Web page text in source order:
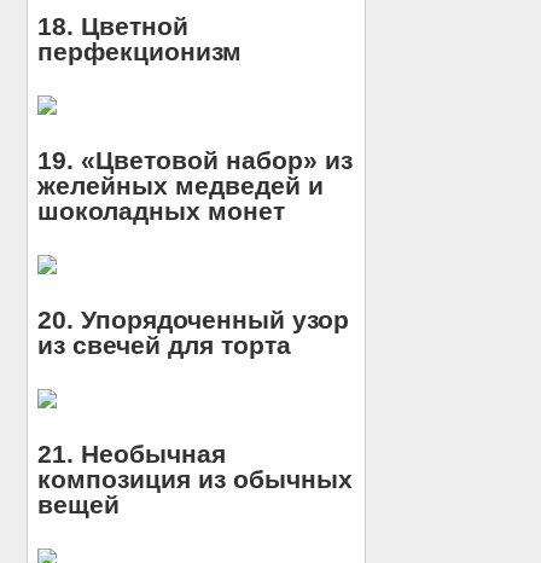
18. Цветной
перфекционизм
19. «Цветовой набор» из
желейных медведей и
шоколадных монет
20. Упорядоченный узор
из свечей для торта
21. Необычная
композиция из обычных
вещей